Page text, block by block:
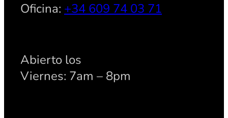
Oficina: +34 609 74 03 71
Abierto los
Viernes: 7am – 8pm